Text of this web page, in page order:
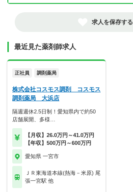
求人を保存する
最近見た薬剤師求人
正社員 調剤薬局
株式会社コスモス調剤 コスモス
調剤薬局 大浜店
隔週週休2.5日制！愛知県内で約50
店舗展開、多様…
【月収】26.0万円～41.0万円
【年収】500万円～600万円
愛知県 一宮市
ＪＲ東海道本線(熱海－米原) 尾
張一宮駅 他